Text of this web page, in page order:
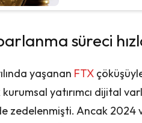
süreci
yaşanan FTX
yatırımcı dijital
zedelenmişti. Ancak 2024